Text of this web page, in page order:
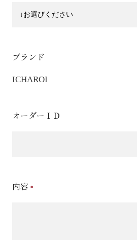
ブランド
ICHAROI
オーダーＩＤ
内容